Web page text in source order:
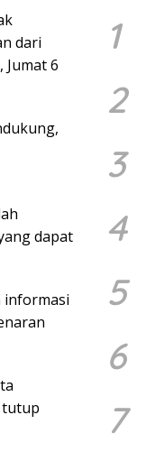
dari
Jumat 6
dapat
informasi
tutup
1
2
3
4
5
6
7